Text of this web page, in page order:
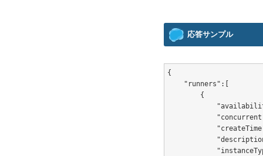
応答サンプル
{
    "runners":[
        {